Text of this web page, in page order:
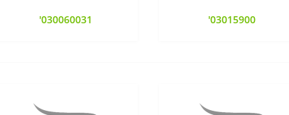
'030060031 '03015900